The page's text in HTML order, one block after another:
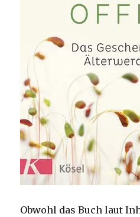
Obwohl das Buch laut